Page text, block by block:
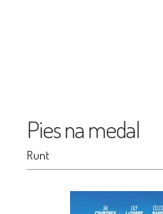
Pies na medal
Runt